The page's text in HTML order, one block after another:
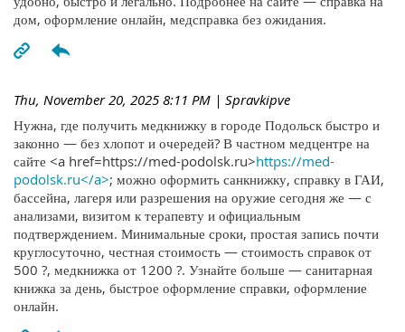
дом, оформление онлайн, медсправка без ожидания.
Thu, November 20, 2025 8:11 PM | Spravkipve
Нужна, где получить медкнижку в городе Подольск быстро и
законно — без хлопот и очередей? В частном медцентре на
сайте <a href=https://med-podolsk.ru>https://med-
podolsk.ru</a>; можно оформить санкнижку, справку в ГАИ,
бассейна, лагеря или разрешения на оружие сегодня же — с
анализами, визитом к терапевту и официальным
подтверждением. Минимальные сроки, простая запись почти
круглосуточно, честная стоимость — стоимость справок от
500 ?, медкнижка от 1200 ?. Узнайте больше — санитарная
книжка за день, быстрое оформление справки, оформление
онлайн.